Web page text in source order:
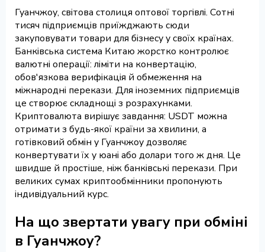
Гуанчжоу, світова столиця оптової торгівлі. Сотні
тисяч підприємців приїжджають сюди
закуповувати товари для бізнесу у своїх країнах.
Банківська система Китаю жорстко контролює
валютні операції: ліміти на конвертацію,
обов'язкова верифікація й обмеження на
міжнародні перекази. Для іноземних підприємців
це створює складнощі з розрахунками.
Криптовалюта вирішує завдання: USDT можна
отримати з будь-якої країни за хвилини, а
готівковий обмін у Гуанчжоу дозволяє
конвертувати їх у юані або долари того ж дня. Це
швидше й простіше, ніж банківські перекази. При
великих сумах криптообмінники пропонують
індивідуальний курс.
На що звертати увагу при обміні
в Гуанчжоу?